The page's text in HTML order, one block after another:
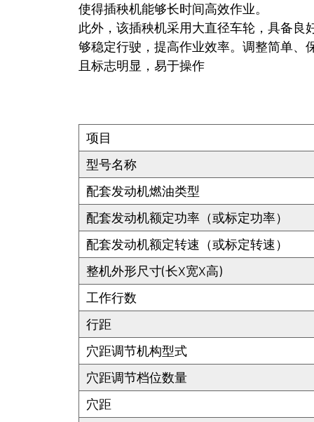
使得插秧机能够长时间高效作业。
此外，该插秧机采用大直径车轮，具备
够稳定行驶，提高作业效率。调整简单、
且标志明显，易于操作
项目
型号名称
配套发动机燃油类型
配套发动机额定功率（或标定功率）
配套发动机额定转速（或标定转速）
整机外形尺寸(长X宽X高)
工作行数
行距
穴距调节机构型式
穴距调节档位数量
穴距